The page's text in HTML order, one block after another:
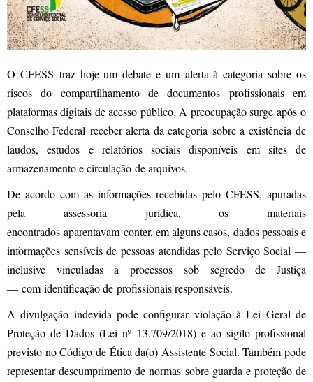
O CFESS traz hoje um debate e um alerta à categoria sobre os
riscos do compartilhamento de documentos profissionais em
plataformas digitais de acesso público. A preocupação surge após o
Conselho Federal receber alerta da categoria sobre a existência de
laudos, estudos e relatórios sociais disponíveis em sites de
armazenamento e circulação de arquivos.
De acordo com as informações recebidas pelo CFESS, apuradas
pela assessoria jurídica, os materiais
encontrados aparentavam conter, em alguns casos, dados pessoais e
informações sensíveis de pessoas atendidas pelo Serviço Social —
inclusive vinculadas a processos sob segredo de Justiça
— com identificação de profissionais responsáveis.
A divulgação indevida pode configurar violação à Lei Geral de
Proteção de Dados (Lei nº 13.709/2018) e ao sigilo profissional
previsto no Código de Ética da(o) Assistente Social. Também pode
representar descumprimento de normas sobre guarda e proteção de